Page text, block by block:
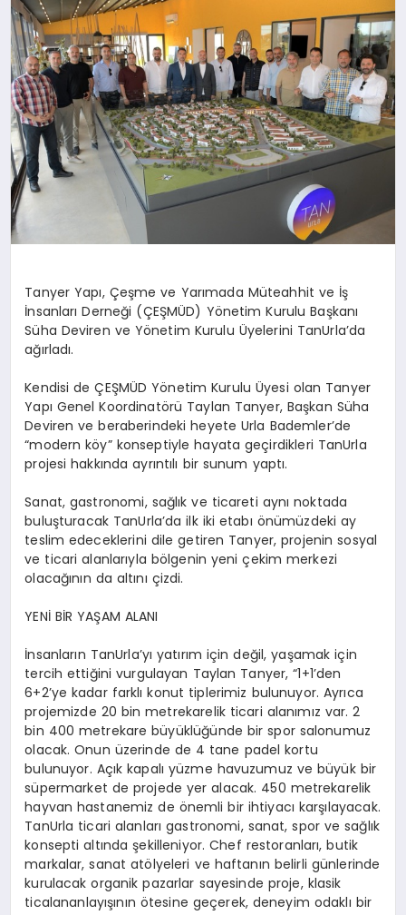
Tanyer Yapı, Çeşme ve Yarımada Müteahhit ve İş
İnsanları Derneği (ÇEŞMÜD) Yönetim Kurulu Başkanı
Süha Deviren ve Yönetim Kurulu Üyelerini TanUrla’da
ağırladı.
Kendisi de ÇEŞMÜD Yönetim Kurulu Üyesi olan Tanyer
Yapı Genel Koordinatörü Taylan Tanyer, Başkan Süha
Deviren ve beraberindeki heyete Urla Bademler’de
“modern köy” konseptiyle hayata geçirdikleri TanUrla
projesi hakkında ayrıntılı bir sunum yaptı.
Sanat, gastronomi, sağlık ve ticareti aynı noktada
buluşturacak TanUrla’da ilk iki etabı önümüzdeki ay
teslim edeceklerini dile getiren Tanyer, projenin sosyal
ve ticari alanlarıyla bölgenin yeni çekim merkezi
olacağının da altını çizdi.
YENİ BİR YAŞAM ALANI
İnsanların TanUrla’yı yatırım için değil, yaşamak için
tercih ettiğini vurgulayan Taylan Tanyer, “1+1’den
6+2’ye kadar farklı konut tiplerimiz bulunuyor. Ayrıca
projemizde 20 bin metrekarelik ticari alanımız var. 2
bin 400 metrekare büyüklüğünde bir spor salonumuz
olacak. Onun üzerinde de 4 tane padel kortu
bulunuyor. Açık kapalı yüzme havuzumuz ve büyük bir
süpermarket de projede yer alacak. 450 metrekarelik
hayvan hastanemiz de önemli bir ihtiyacı karşılayacak.
TanUrla ticari alanları gastronomi, sanat, spor ve sağlık
konsepti altında şekilleniyor.Chef restoranları, butik
markalar, sanat atölyeleri ve haftanın belirli günlerinde
kurulacak organik pazarlar sayesinde proje, klasik
ticalananlayışının ötesine geçerek, deneyim odaklı bir